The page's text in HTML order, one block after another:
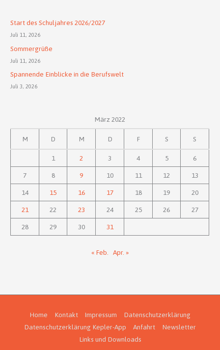
Start des Schuljahres 2026/2027
Juli 11, 2026
Sommergrüße
Juli 11, 2026
Spannende Einblicke in die Berufswelt
Juli 3, 2026
März 2022
M D M D F S S
1 2 3 4 5 6
7 8 9 10 11 12 13
14 15 16 17 18 19 20
21 22 23 24 25 26 27
28 29 30 31
« Feb. Apr. »
Home Kontakt Impressum
Datenschutzerklärung
Datenschutzerklärung Kepler-App
Anfahrt
Newsletter
Links und Downloads